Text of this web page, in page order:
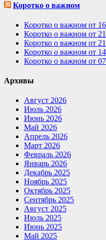
Коротко о важном
Коротко о важном от
Коротко о важном от
Коротко о важном от
Коротко о важном от
Коротко о важном от
Архивы
Август 2026
Июль 2026
Июнь 2026
Май 2026
Апрель 2026
Март 2026
Февраль 2026
Январь 2026
Декабрь 2025
Ноябрь 2025
Октябрь 2025
Сентябрь 2025
Август 2025
Июль 2025
Июнь 2025
Май 2025